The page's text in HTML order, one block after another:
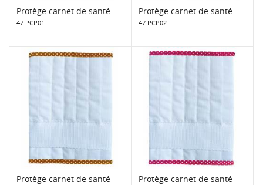
Protège carnet de santé
47 PCP01
Protège carnet de santé
47 PCP02
Protège carnet de santé Protège carnet de santé